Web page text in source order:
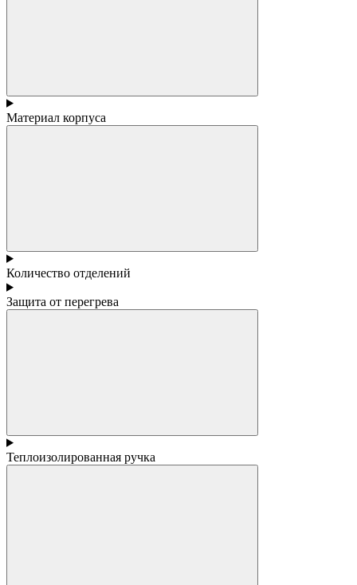
Материал корпуса
Количество отделений
Защита от перегрева
Теплоизолированная ручка